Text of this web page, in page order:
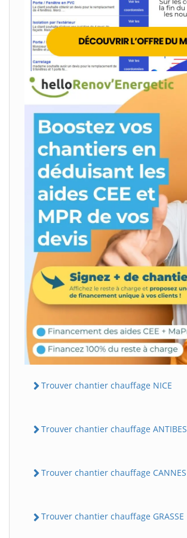
Trouver chantier chauffage NICE
Trouver chantier chauffage ANTIBES
Trouver chantier chauffage CANNES
Trouver chantier chauffage GRASSE